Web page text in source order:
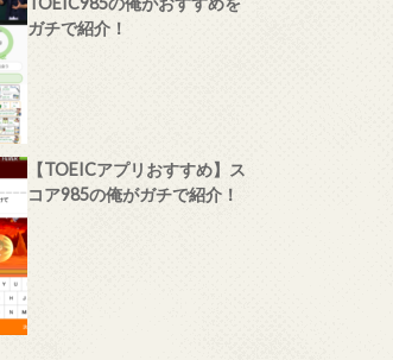
ガチで紹介！
【TOEICアプリおすすめ】ス
コア985の俺がガチで紹介！